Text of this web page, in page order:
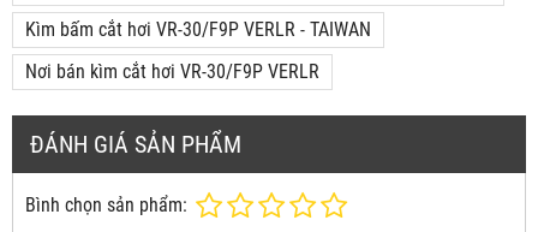
Kìm bấm cắt hơi VR-30/F9P VERLR - TAIWAN
Nơi bán kìm cắt hơi VR-30/F9P VERLR
ĐÁNH GIÁ SẢN PHẨM
Bình chọn sản phẩm: